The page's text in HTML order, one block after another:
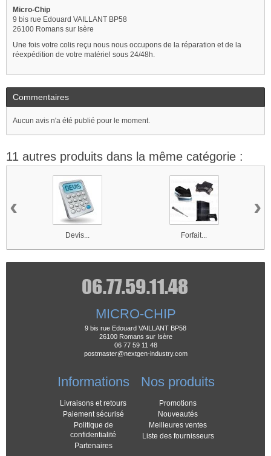
Micro-Chip
9 bis rue Edouard VAILLANT BP58
26100 Romans sur Isère
Une fois votre colis reçu nous nous occupons de la réparation et de la
réexpédition de votre matériel sous 24/48h.
Commentaires
Aucun avis n'a été publié pour le moment.
11 autres produits dans la même catégorie :
Devis... Forfait...
‹ ›
MICRO-CHIP
9 bis rue Edouard VAILLANT BP58
26100 Romans sur Isère
06 77 59 11 48
postmaster@nextgen-industry.com
Informations
Livraisons et retours
Paiement sécurisé
Politique de
confidentialité
Partenaires
Nos produits
Promotions
Nouveautés
Meilleures ventes
Liste des fournisseurs